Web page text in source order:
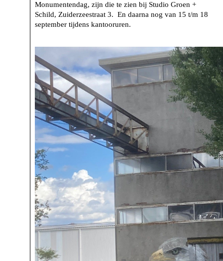
Monumentendag, zijn die te zien bij Studio Groen +
Schild, Zuiderzeestraat 3. En daarna nog van 15 t/m 18
september tijdens kantooruren.